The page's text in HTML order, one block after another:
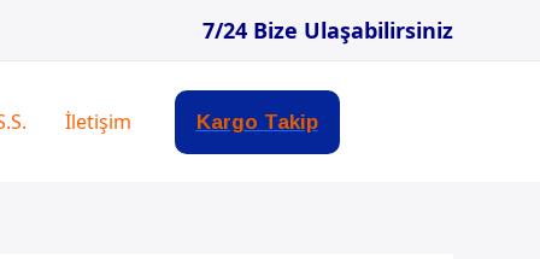
7/24 Bize Ulaşabilirsiniz
İletişim Kargo Takip